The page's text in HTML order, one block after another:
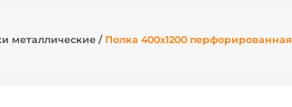
металлические / Полка 400х1200 перфорированная